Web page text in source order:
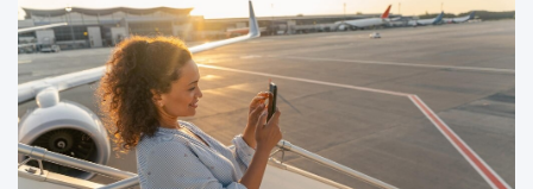
p
u
s
t
o
s
t
a